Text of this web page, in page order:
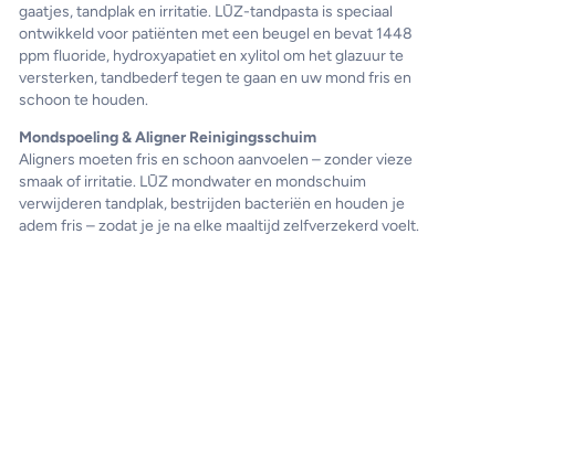
gaatjes, tandplak en irritatie. LŪZ-tandpasta is speciaal
ontwikkeld voor patiënten met een beugel en bevat 1448
ppm fluoride, hydroxyapatiet en xylitol om het glazuur te
versterken, tandbederf tegen te gaan en uw mond fris en
schoon te houden.
Mondspoeling & Aligner Reinigingsschuim
Aligners moeten fris en schoon aanvoelen – zonder vieze
smaak of irritatie. LŪZ mondwater en mondschuim
verwijderen tandplak, bestrijden bacteriën en houden je
adem fris – zodat je je na elke maaltijd zelfverzekerd voelt.